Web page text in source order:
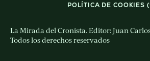
POLÍTICA DE COOKIES
La Mirada del Cronista. Editor: Juan
Todos los derechos reservados